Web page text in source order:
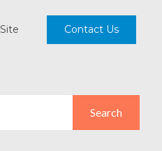
Contact Us
Search